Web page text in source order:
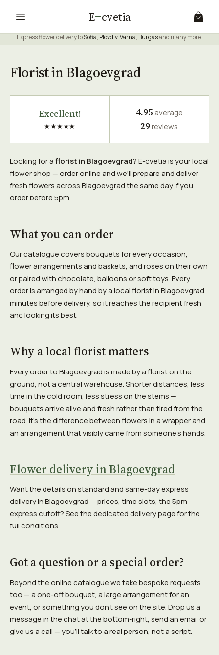
E cvetia
Express flower delivery toSofia, Plovdiv,Varna, Burgasand many more.
Florist in Blagoevgrad
Excellent!
★★★★★
4.95 average
29reviews
Looking for aflorist in Blagoevgrad? E-cvetia is your local
flower shop — order online and we'll prepare and deliver
fresh flowers across Blagoevgrad the same day if you
order before 5pm.
What you can order
Our catalogue covers bouquets for every occasion,
flower arrangements and baskets, and roses on their own
or paired with chocolate, balloons or soft toys. Every
order is arranged by hand by a local florist in Blagoevgrad
minutes before delivery, so it reaches the recipient fresh
and looking its best.
Why a local florist matters
Every order to Blagoevgrad is made by a florist on the
ground, not a central warehouse. Shorter distances, less
time in the cold room, less stress on the stems —
bouquets arrive alive and fresh rather than tired from the
road. It's the difference between flowers in a wrapper and
an arrangement that visibly came from someone's hands.
Flower delivery in Blagoevgrad
Want the details on standard and same-day express
delivery in Blagoevgrad — prices, time slots, the 5pm
express cutoff? See the dedicated delivery page for the
full conditions.
Got a question or a special order?
Beyond the online catalogue we take bespoke requests
too — a one-off bouquet, a large arrangement for an
event, or something you don't see on the site. Drop us a
message in the chat at the bottom-right, send an email or
give us a call — you'll talk to a real person, not a script.